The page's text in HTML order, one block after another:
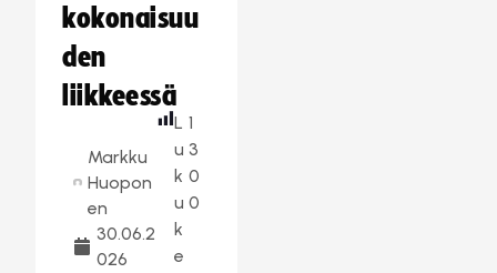
kokonaisuu
den
liikkeessä
Markku
Huopon
en
30.06.2
026
L
u
k
u
k
e
1
3
0
0